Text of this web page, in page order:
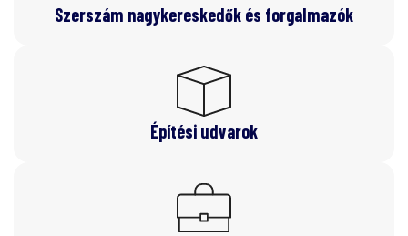
Szerszám nagykereskedők és forgalmazók
Építési udvarok